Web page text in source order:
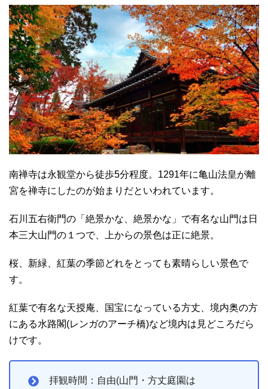
南禅寺は永観堂から徒歩5分程度。1291年に亀山法皇が離
宮を禅寺にしたのが始まりだといわれています。
石川五右衛門の「絶景かな、絶景かな」で有名な山門は日
本三大山門の１つで、上からの景色は正に絶景。
桜、新緑、紅葉の季節どれをとっても素晴らしい景色で
す。
紅葉で有名な天授庵、国宝になっている方丈、境内奥の方
にある水路閣(レンガのアーチ橋)など境内は見どころだら
けです。
拝観時間：自由(山門・方丈庭園は